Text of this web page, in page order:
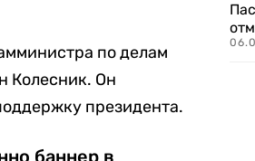
по делам
Колесник. Он
президента.
баннер в